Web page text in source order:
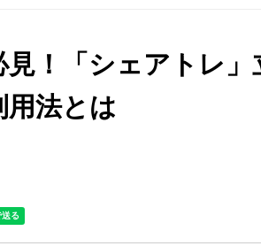
！「シェアトレ」
用法とは